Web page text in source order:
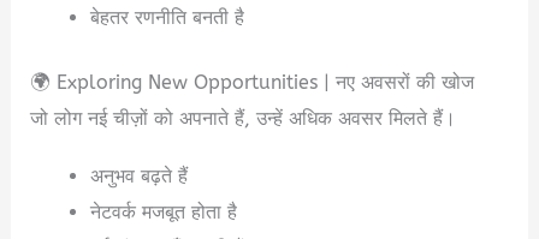
बेहतर रणनीति बनती है
🌍 Exploring New Opportunities | नए अवसरों की खोज
जो लोग नई चीज़ों को अपनाते हैं, उन्हें अधिक अवसर मिलते हैं।
अनुभव बढ़ते हैं
नेटवर्क मजबूत होता है